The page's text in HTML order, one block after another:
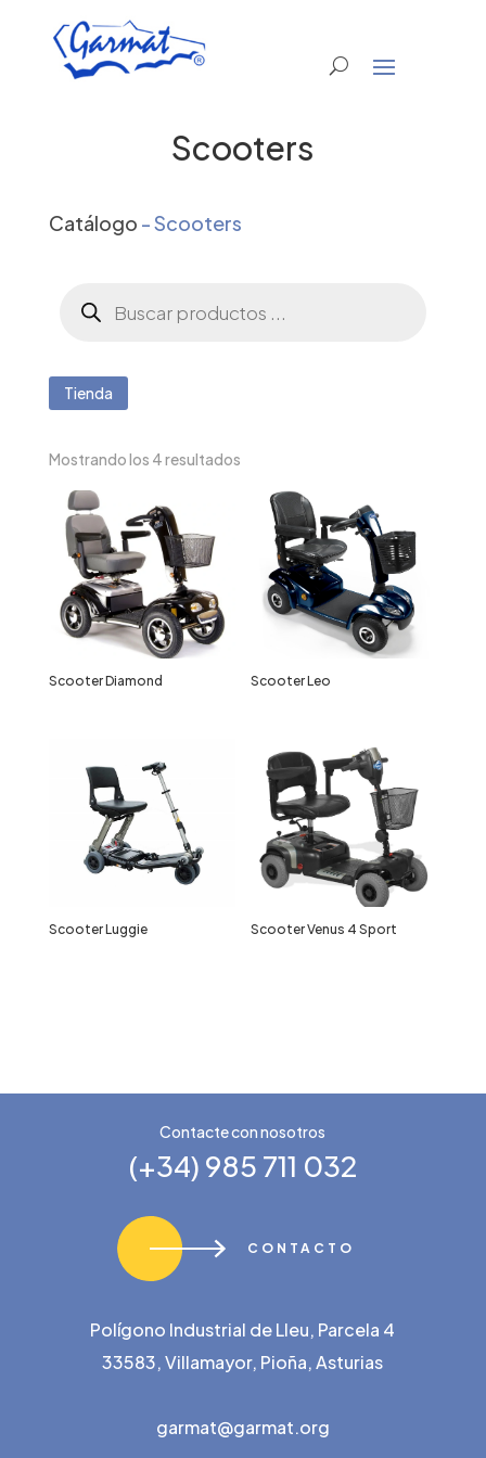
Scooters
Catálogo - Scooters
de
productos
Tienda
Mostrando los 4 resultados
Scooter Diamond Scooter Leo
Scooter Luggie Scooter Venus 4 Sport
Contacte con nosotros
(+34) 985 711 032
CONTACTO
Polígono Industrial de Lleu, Parcela 4
33583, Villamayor, Pioña, Asturias
garmat@garmat.org